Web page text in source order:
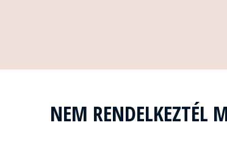
NEM RENDELKEZTÉL